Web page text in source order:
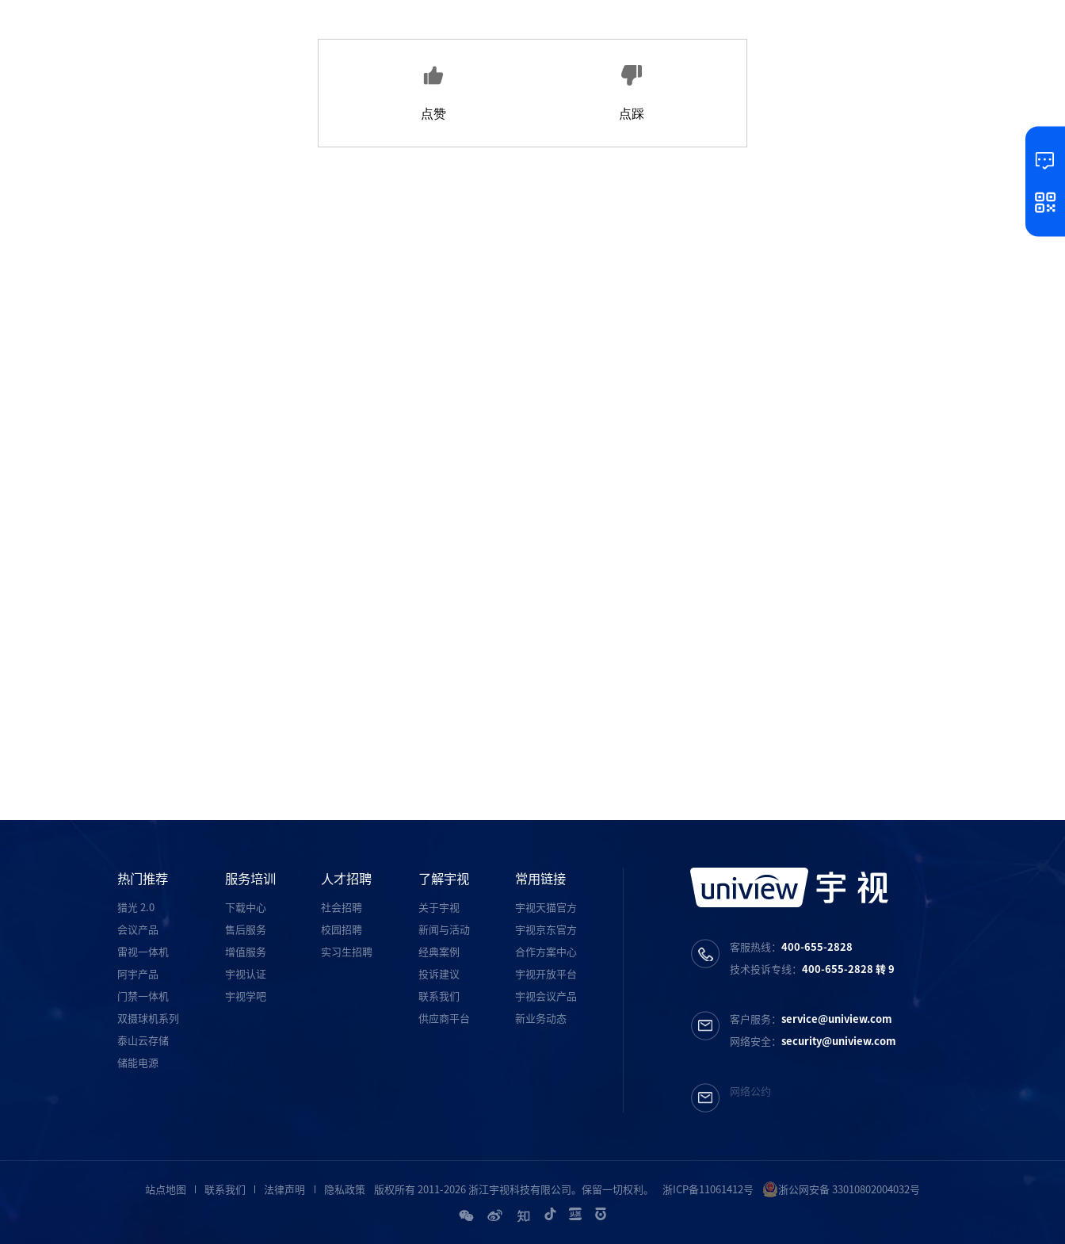
热门推荐
猎光 2.0
会议产品
雷视一体机
阿宇产品
门禁一体机
双摄球机系列
泰山云存储
储能电源
服务培训
下载中心
售后服务
增值服务
宇视认证
宇视学吧
人才招聘
社会招聘
校园招聘
实习生招聘
了解宇视
关于宇视
新闻与活动
经典案例
投诉建议
联系我们
供应商平台
常用链接
宇视天猫官方
宇视京东官方
合作方案中心
宇视开放平台
宇视会议产品
新业务动态
客服热线：400-655-2828
技术投诉专线：400-655-2828 转 9
客户服务：service@uniview.com
网络安全：security@uniview.com
网络公约
站点地图 联系我们 法律声明 隐私政策 版权所有 2011-2026 浙江宇视科技有限公司。保留一切权利。 浙ICP备11061412号 浙公网安备 33010802004032号